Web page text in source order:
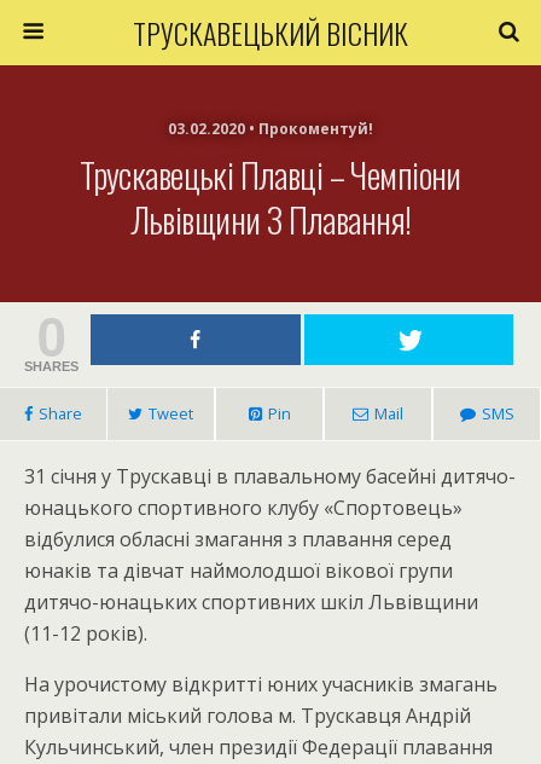
ТРУСКАВЕЦЬКИЙ ВІСНИК
03.02.2020 • Прокоментуй!
Трускавецькі Плавці – Чемпіони
Львівщини З Плавання!
0
SHARES
Share Tweet Pin Mail SMS
31 січня у Трускавці в плавальному басейні дитячо-
юнацького спортивного клубу «Спортовець»
відбулися обласні змагання з плавання серед
юнаків та дівчат наймолодшої вікової групи
дитячо-юнацьких спортивних шкіл Львівщини
(11-12 років).
На урочистому відкритті юних учасників змагань
привітали міський голова м. Трускавця Андрій
Кульчинський, член президії Федерації плавання